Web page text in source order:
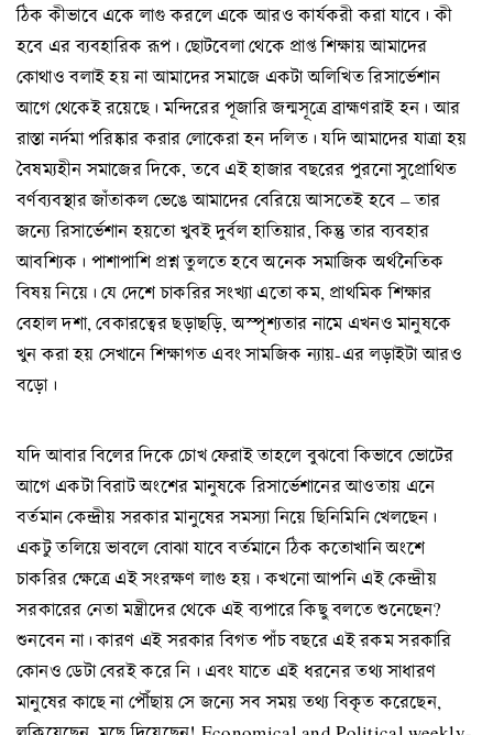
ঠিক কীভাবে একে লাগু করলে একে আরও কার্যকরী করা যাবে। কী
হবে এর ব্যবহারিক রূপ। ছোটবেলা থেকে প্রাপ্ত শিক্ষায় আমাদের
কোথাও বলাই হয় না আমাদের সমাজে একটা অলিখিত রিসার্ভেশান
আগে থেকেই রয়েছে। মন্দিরের পূজারি জন্মসূত্রে ব্রাহ্মণরাই হন। আর
রাস্তা নর্দমা পরিষ্কার করার লোকেরা হন দলিত। যদি আমাদের যাত্রা হয়
বৈষম্যহীন সমাজের দিকে, তবে এই হাজার বছরের পুরনো সুপ্রোথিত
বর্ণব্যবস্থার জাঁতাকল ভেঙে আমাদের বেরিয়ে আসতেই হবে – তার
জন্যে রিসার্ভেশান হয়তো খুবই দুর্বল হাতিয়ার, কিন্তু তার ব্যবহার
আবশ্যিক। পাশাপাশি প্রশ্ন তুলতে হবে অনেক সমাজিক অর্থনৈতিক
বিষয় নিয়ে। যে দেশে চাকরির সংখ্যা এতো কম, প্রাথমিক শিক্ষার
বেহাল দশা, বেকারত্বের ছড়াছড়ি, অস্পৃশ্যতার নামে এখনও মানুষকে
খুন করা হয় সেখানে শিক্ষাগত এবং সামজিক ন্যায়-এর লড়াইটা আরও
বড়ো।
যদি আবার বিলের দিকে চোখ ফেরাই তাহলে বুঝবো কিভাবে ভোটের
আগে একটা বিরাট অংশের মানুষকে রিসার্ভেশানের আওতায় এনে
বর্তমান কেন্দ্রীয় সরকার মানুষের সমস্যা নিয়ে ছিনিমিনি খেলছেন।
একটু তলিয়ে ভাবলে বোঝা যাবে বর্তমানে ঠিক কতোখানি অংশে
চাকরির ক্ষেত্রে এই সংরক্ষণ লাগু হয়। কখনো আপনি এই কেন্দ্রীয়
সরকারের নেতা মন্ত্রীদের থেকে এই ব্যপারে কিছু বলতে শুনেছেন?
শুনবেন না। কারণ এই সরকার বিগত পাঁচ বছরে এই রকম সরকারি
কোনও ডেটা বেরই করে নি। এবং যাতে এই ধরনের তথ্য সাধারণ
মানুষের কাছে না পৌঁছায় সে জন্যে সব সময় তথ্য বিকৃত করেছেন,